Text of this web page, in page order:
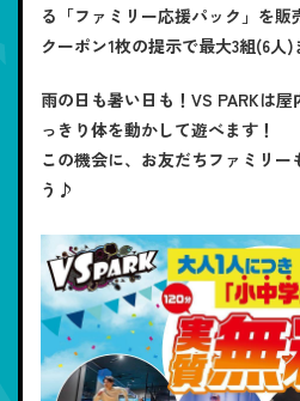
る「ファミリー応援パック」を
クーポン1枚の提示で最大3組(6人)
雨の日も暑い日も！VS PARKは
っきり体を動かして遊べます！
この機会に、お友だちファミリー
う♪